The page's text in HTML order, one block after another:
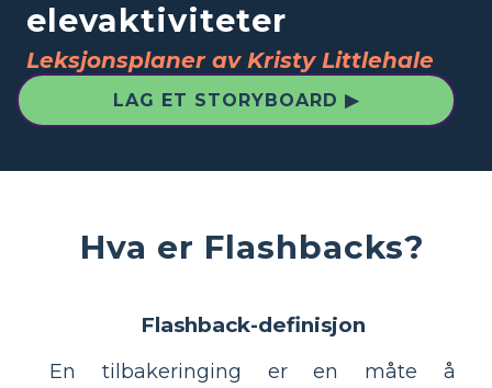
elevaktiviteter
Leksjonsplaner av Kristy Littlehale
LAG ET STORYBOARD ▶
Hva er Flashbacks?
Flashback-definisjon
En tilbakeringing er en måte å